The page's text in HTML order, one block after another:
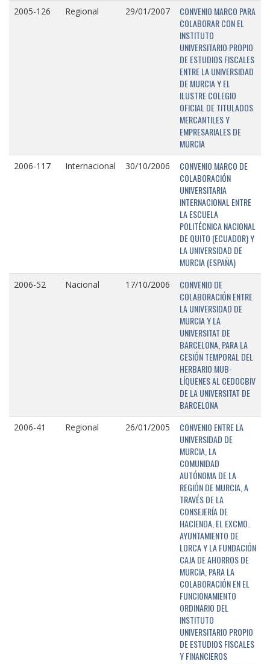
2005-126 Regional 29/01/2007
CONVENIO MARCO PARA
COLABORAR CON EL
INSTITUTO
UNIVERSITARIO PROPIO
DE ESTUDIOS FISCALES
ENTRE LA UNIVERSIDAD
DE MURCIA Y EL
ILUSTRE COLEGIO
OFICIAL DE TITULADOS
MERCANTILES Y
EMPRESARIALES DE
MURCIA
2006-117 Internacional 30/10/2006
CONVENIO MARCO DE
COLABORACIÓN
UNIVERSITARIA
INTERNACIONAL ENTRE
LA ESCUELA
POLITÉCNICA NACIONAL
DE QUITO (ECUADOR) Y
LA UNIVERSIDAD DE
MURCIA (ESPAÑA)
2006-52 Nacional 17/10/2006
CONVENIO DE
COLABORACIÓN ENTRE
LA UNIVERSIDAD DE
MURCIA Y LA
UNIVERSITAT DE
BARCELONA, PARA LA
CESIÓN TEMPORAL DEL
HERBARIO MUB-
LÍQUENES AL CEDOCBIV
DE LA UNIVERSITAT DE
BARCELONA
2006-41 Regional 26/01/2005
CONVENIO ENTRE LA
UNIVERSIDAD DE
MURCIA, LA
COMUNIDAD
AUTÓNOMA DE LA
REGIÓN DE MURCIA, A
TRAVÉS DE LA
CONSEJERÍA DE
HACIENDA, EL EXCMO.
AYUNTAMIENTO DE
LORCA Y LA FUNDACIÓN
CAJA DE AHORROS DE
MURCIA, PARA LA
COLABORACIÓN EN EL
FUNCIONAMIENTO
ORDINARIO DEL
INSTITUTO
UNIVERSITARIO PROPIO
DE ESTUDIOS FISCALES
Y FINANCIEROS